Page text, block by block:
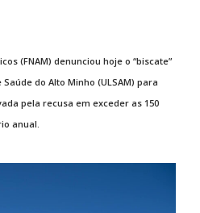
(FNAM) denunciou hoje o “biscate”
do Alto Minho (ULSAM) para
pela recusa em exceder as 150
anual.